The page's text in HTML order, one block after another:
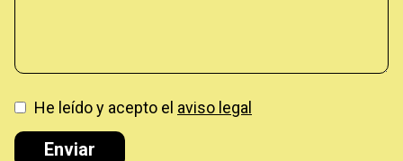
He leído y acepto el aviso legal
Enviar